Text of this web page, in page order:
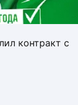
контракт с